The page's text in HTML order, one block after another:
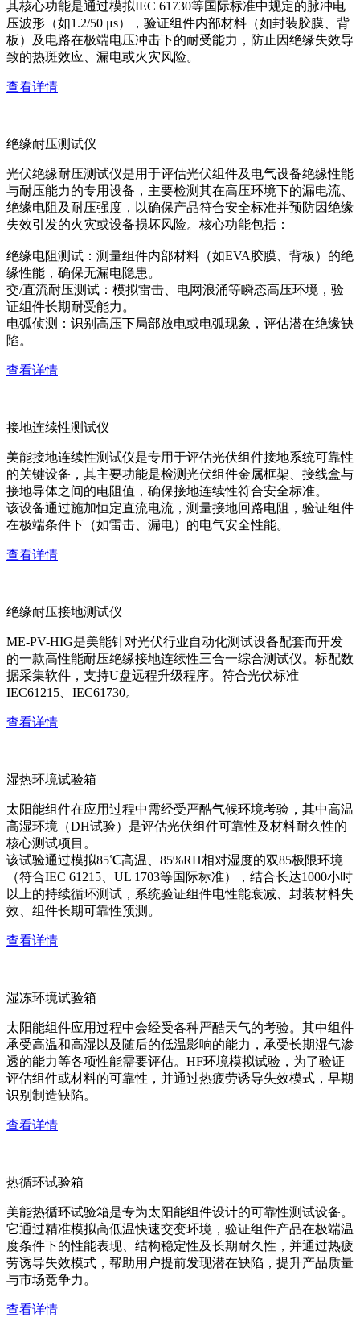
其核心功能是通过模拟IEC 61730等国际标准中规定的脉冲电
压波形（如1.2/50 μs），验证组件内部材料（如封装胶膜、背
板）及电路在极端电压冲击下的耐受能力，防止因绝缘失效导
致的热斑效应、漏电或火灾风险。
查看详情
绝缘耐压测试仪
光伏绝缘耐压测试仪是用于评估光伏组件及电气设备绝缘性能
与耐压能力的专用设备，主要检测其在高压环境下的漏电流、
绝缘电阻及耐压强度，以确保产品符合安全标准并预防因绝缘
失效引发的火灾或设备损坏风险。核心功能包括：
绝缘电阻测试：测量组件内部材料（如EVA胶膜、背板）的绝
缘性能，确保无漏电隐患。
交/直流耐压测试：模拟雷击、电网浪涌等瞬态高压环境，验
证组件长期耐受能力。
电弧侦测：识别高压下局部放电或电弧现象，评估潜在绝缘缺
陷。
查看详情
接地连续性测试仪
美能接地连续性测试仪是专用于评估光伏组件接地系统可靠性
的关键设备，其主要功能是检测光伏组件金属框架、接线盒与
接地导体之间的电阻值，确保接地连续性符合安全标准。
该设备通过施加恒定直流电流，测量接地回路电阻，验证组件
在极端条件下（如雷击、漏电）的电气安全性能。
查看详情
绝缘耐压接地测试仪
ME-PV-HIG是美能针对光伏行业自动化测试设备配套而开发
的一款高性能耐压绝缘接地连续性三合一综合测试仪。标配数
据采集软件，支持U盘远程升级程序。符合光伏标准
IEC61215、IEC61730。
查看详情
湿热环境试验箱
太阳能组件在应用过程中需经受严酷气候环境考验，其中高温
高湿环境（DH试验）是评估光伏组件可靠性及材料耐久性的
核心测试项目。
该试验通过模拟85℃高温、85%RH相对湿度的双85极限环境
（符合IEC 61215、UL 1703等国际标准），结合长达1000小时
以上的持续循环测试，系统验证组件电性能衰减、封装材料失
效、组件长期可靠性预测。
查看详情
湿冻环境试验箱
太阳能组件应用过程中会经受各种严酷天气的考验。其中组件
承受高温和高湿以及随后的低温影响的能力，承受长期湿气渗
透的能力等各项性能需要评估。HF环境模拟试验，为了验证
评估组件或材料的可靠性，并通过热疲劳诱导失效模式，早期
识别制造缺陷。
查看详情
热循环试验箱
美能热循环试验箱是专为太阳能组件设计的可靠性测试设备。
它通过精准模拟高低温快速交变环境，验证组件产品在极端温
度条件下的性能表现、结构稳定性及长期耐久性，并通过热疲
劳诱导失效模式，帮助用户提前发现潜在缺陷，提升产品质量
与市场竞争力。
查看详情